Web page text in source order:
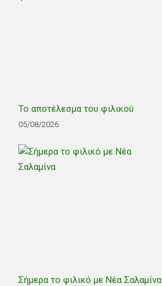
Το αποτέλεσμα του φιλικού
05/08/2026
Σήμερα το φιλικό με Νέα Σαλαμίνα